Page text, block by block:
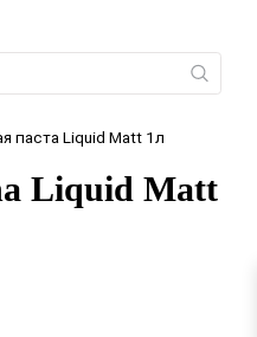
паста Liquid Matt 1л
Liquid Matt